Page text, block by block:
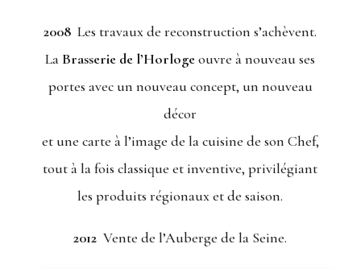
2008 Les travaux de reconstruction s’achèvent.
La Brasserie de l’Horlogeouvre à nouveau ses
portes avec un nouveau concept, un nouveau
décor
et une carte à l’image de la cuisine de son Chef,
tout à la fois classique et inventive, privilégiant
les produits régionaux et de saison.
2012 Vente de l’Auberge de la Seine.